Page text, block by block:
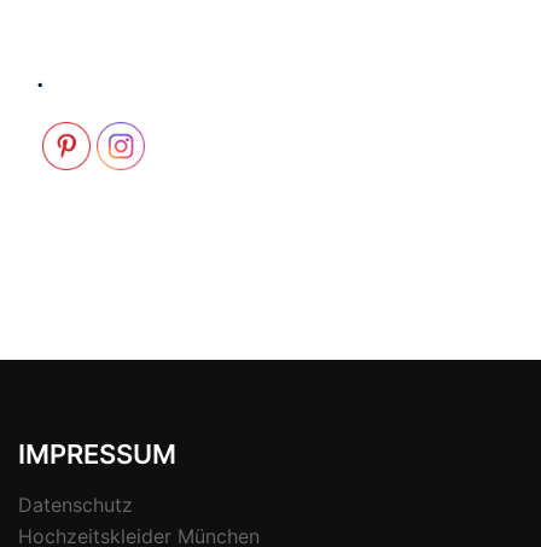
.
IMPRESSUM
Datenschutz
Hochzeitskleider München